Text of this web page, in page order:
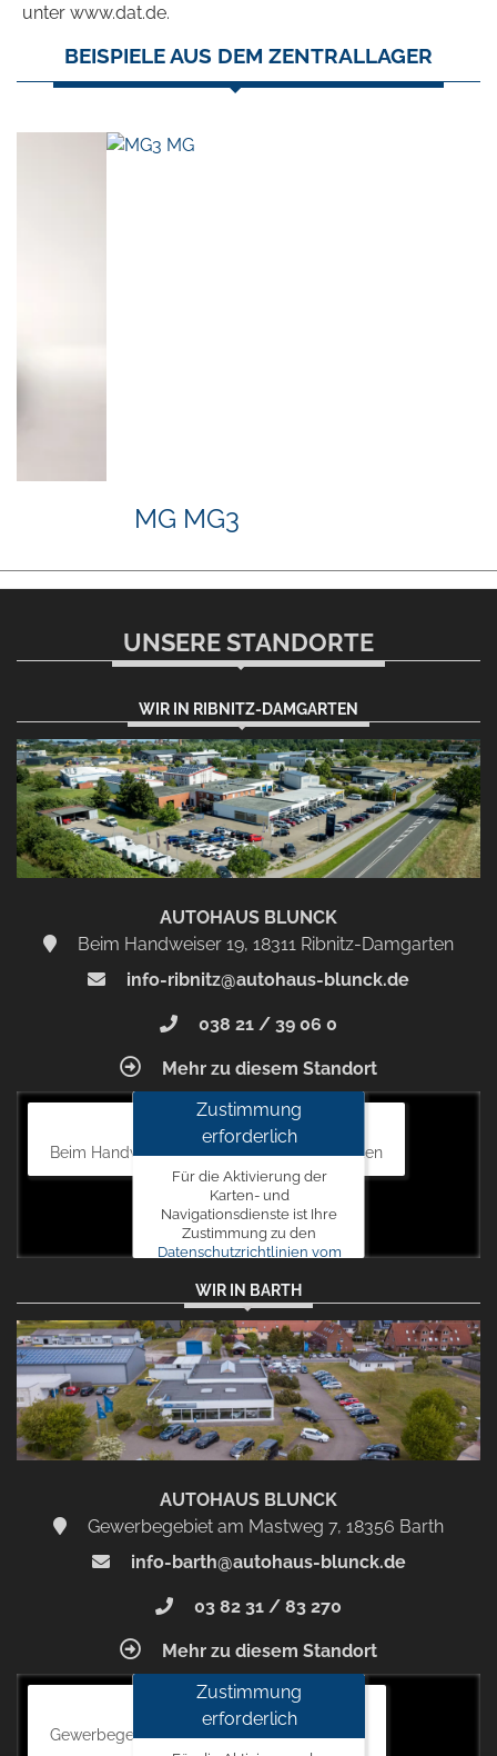
unter www.dat.de.
BEISPIELE AUS DEM ZENTRALLAGER
MG MG3
UNSERE STANDORTE
WIR IN RIBNITZ-DAMGARTEN
AUTOHAUS BLUNCK
Beim Handweiser 19, 18311 Ribnitz-Damgarten
info-ribnitz@autohaus-blunck.de
038 21 / 39 06 0
Mehr zu diesem Standort
Autohaus Blunck
Beim Handweiser 19, 18311 Ribnitz-Damgarten
Zustimmung
erforderlich
Für die Aktivierung der
Karten- und
Navigationsdienste ist Ihre
Zustimmung zu den
Datenschutzrichtlinien vom
erforderlich.
Zustimmen
und
aktivieren
WIR IN BARTH
AUTOHAUS BLUNCK
Gewerbegebiet am Mastweg 7, 18356 Barth
info-barth@autohaus-blunck.de
03 82 31 / 83 270
Mehr zu diesem Standort
Autohaus Blunck
Gewerbegebiet am Mastweg 7, 18356 Barth
Zustimmung
erforderlich